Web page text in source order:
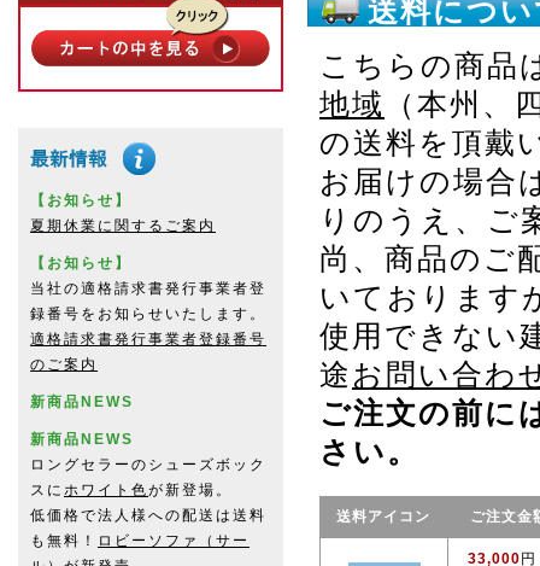
【お知らせ】
夏期休業に関するご案内
【お知らせ】
当社の適格請求書発行事業者登
録番号をお知らせいたします。
適格請求書発行事業者登録番号
のご案内
新商品NEWS
新商品NEWS
ロングセラーのシューズボック
スに ホワイト色が新登場。
低価格で法人様への配送は送料
も無料！
ロビーソファ（サー
送料につ
こちらの商品
地域
（本州、
の送料を頂戴
お届けの場合
りのうえ、ご
尚、商品のご
いております
使用できない
途 お問い合わ
ご注文の前に
さい。
送料アイコン ご注文金
33,000